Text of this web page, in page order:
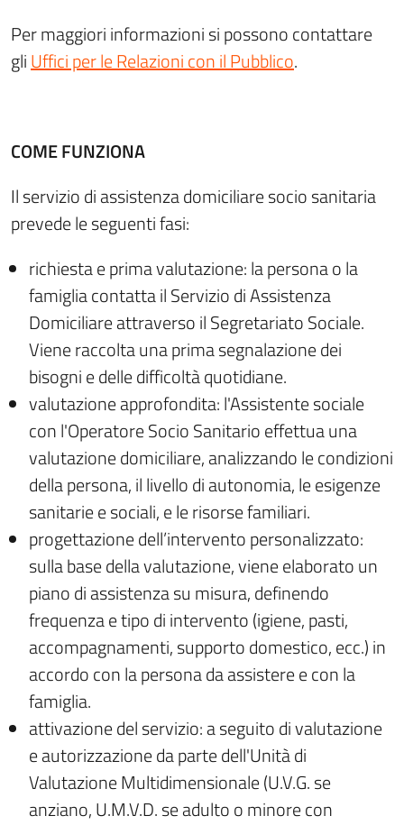
Per maggiori informazioni si possono contattare
gliUffici per le Relazioni con il Pubblico.
COME FUNZIONA
Il servizio di assistenza domiciliare socio sanitaria
prevede le seguenti fasi:
richiesta e prima valutazione: la persona o la
famiglia contatta il Servizio di Assistenza
Domiciliare attraverso il Segretariato Sociale.
Viene raccolta una prima segnalazione dei
bisogni e delle difficoltà quotidiane.
valutazione approfondita: l'Assistente sociale
con l'Operatore Socio Sanitario effettua una
valutazione domiciliare, analizzando le condizioni
della persona, il livello di autonomia, le esigenze
sanitarie e sociali, e le risorse familiari.
progettazione dell’intervento personalizzato:
sulla base della valutazione, viene elaborato un
piano di assistenza su misura, definendo
frequenza e tipo di intervento (igiene, pasti,
accompagnamenti, supporto domestico, ecc.) in
accordo con la persona da assistere e con la
famiglia.
attivazione del servizio: a seguito di valutazione
e autorizzazione da parte dell'Unità di
Valutazione Multidimensionale (U.V.G. se
anziano, U.M.V.D. se adulto o minore con